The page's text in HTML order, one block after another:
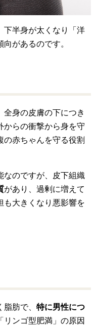
下半身が太くなり「洋
があるのです。
全身の皮膚の下につき
からの衝撃から身を守
の赤ちゃんを守る役割
なのですが、皮下組織
があり、過剰に増えて
も大きくなり悪影響を
肪で、 特に男性につ
リンゴ型肥満」の原因